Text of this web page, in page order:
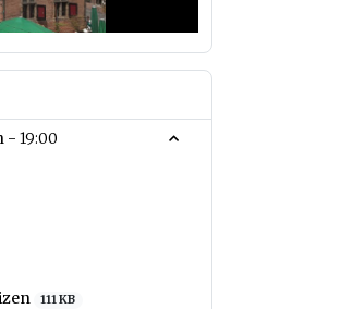
- 19:00
111 KB